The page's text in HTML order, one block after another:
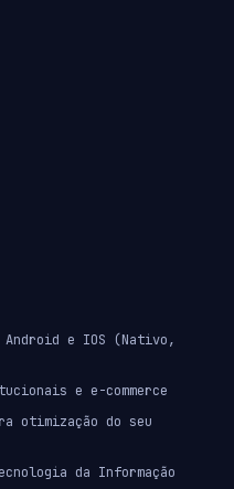
e IOS (Nativo,
e e-commerce
otimização do seu
da Informação